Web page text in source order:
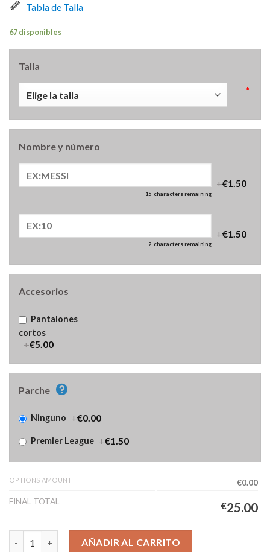
Tabla de Talla
67 disponibles
Talla
*
Nombre y número
15 characters remaining
+€1.50
2 characters remaining
+€1.50
Accesorios
Pantalones
cortos
+€5.00
Parche
Ninguno +€0.00
Premier League +€1.50
OPTIONS AMOUNT
€0.00
FINAL TOTAL
€25.00
Camiseta Everton Segunda Equipación Hombre 2025/2026
AÑADIR AL CARRITO